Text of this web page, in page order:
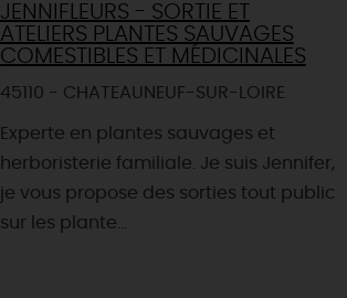
JENNIFLEURS - SORTIE ET
ATELIERS PLANTES SAUVAGES
COMESTIBLES ET MÉDICINALES
45110 - CHATEAUNEUF-SUR-LOIRE
Experte en plantes sauvages et
herboristerie familiale. Je suis Jennifer,
je vous propose des sorties tout public
sur les plante...